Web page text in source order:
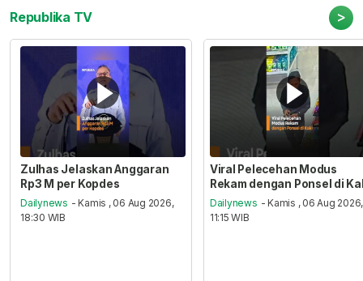
Republika TV >
Zulhas Jelaskan Anggaran
Rp3 M per Kopdes
Dailynews - Kamis , 06 Aug 2026,
18:30 WIB
Viral Pelecehan Modus
Rekam dengan Ponsel di
Dailynews - Kamis , 06 Aug 2026,
11:15 WIB